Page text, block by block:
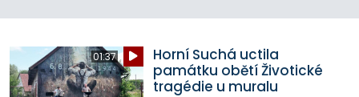
01:37
Horní Suchá uctila
památku obětí Životické
tragédie u muralu